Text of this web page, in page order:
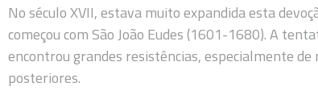
No século XVII, estava muito expandida esta
começou com São João Eudes (1601-1680). A
encontrou grandes resistências, especialmente
posteriores.